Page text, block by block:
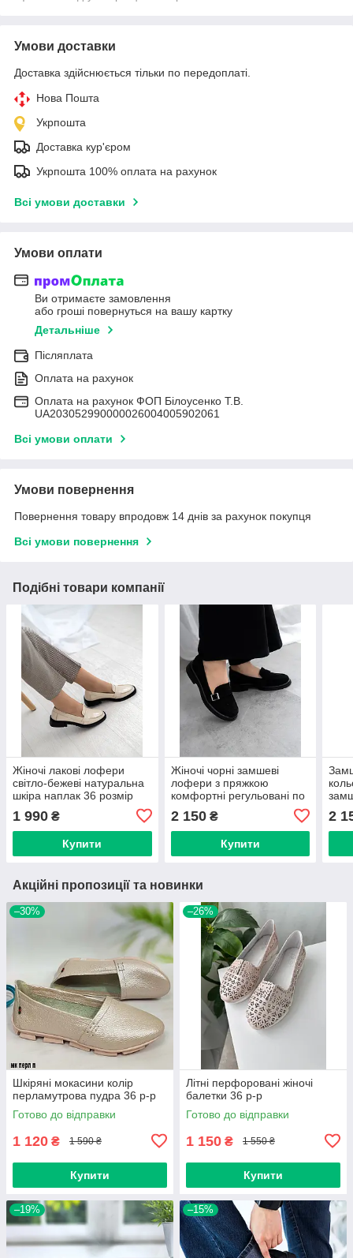
Умови доставки
Доставка здійснюється тільки по передоплаті.
Нова Пошта
Укрпошта
Доставка кур'єром
Укрпошта 100% оплата на рахунок
Всі умови доставки
Умови оплати
Ви отримаєте замовлення
або гроші повернуться на вашу картку
Детальніше
Післяплата
Оплата на рахунок
Оплата на рахунок ФОП Білоусенко Т.В.
UA203052990000026004005902061
Всі умови оплати
Умови повернення
Повернення товару впродовж 14 днів за рахунок покупця
Всі умови повернення
Подібні товари компанії
Жіночі лакові лофери
світло-бежеві натуральна
шкіра наплак 36 розмір
293-19
1 990 ₴
Купити
Жіночі чорні замшеві
лофери з пряжкою
комфортні регульовані по
повноті натуральна замша
36–41
2 150₴
Купити
2
Акційні пропозиції та новинки
–30%
Шкіряні мокасини колір
перламутрова пудра 36 р-р
Готово до відправки
1 120 ₴ 1 590 ₴
Купити
–26%
Літні перфоровані жіночі
балетки 36 р-р
Готово до відправки
1 150 ₴ 1 550 ₴
Купити
–19% –15%